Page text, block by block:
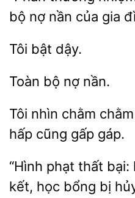
bộ nợ nần của
nần.
Tôi
chằm
gấp gáp.
“Hình phạt thất bại:
kết,
bổng